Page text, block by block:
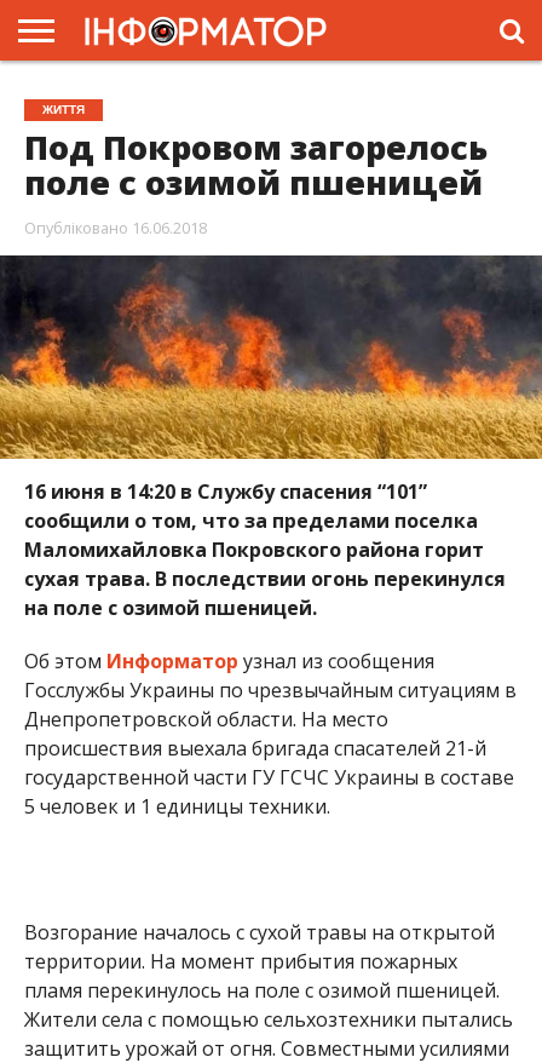
ГОЛОВНА
ЖИТТЯ
ВЛАДА
ГРОШІ
ТРЕШ
ПРЕС-
РЕЛІЗИ
РЕКЛАМА
ПРОЕКТИ
ЖИТТЯ
Под Покровом загорелось
поле с озимой пшеницей
Опубліковано 16.06.2018
16 июня в 14:20 в Службу спасения “101”
сообщили о том, что за пределами поселка
Маломихайловка Покровского района горит
сухая трава. В последствии огонь перекинулся
на поле с озимой пшеницей.
Об этом Информатор узнал из сообщения
Госслужбы Украины по чрезвычайным ситуациям в
Днепропетровской области. На место
происшествия выехала бригада спасателей 21-й
государственной части ГУ ГСЧС Украины в составе
5 человек и 1 единицы техники.
Возгорание началось с сухой травы на открытой
территории. На момент прибытия пожарных
пламя перекинулось на поле с озимой пшеницей.
Жители села с помощью сельхозтехники пытались
защитить урожай от огня. Совместными усилиями